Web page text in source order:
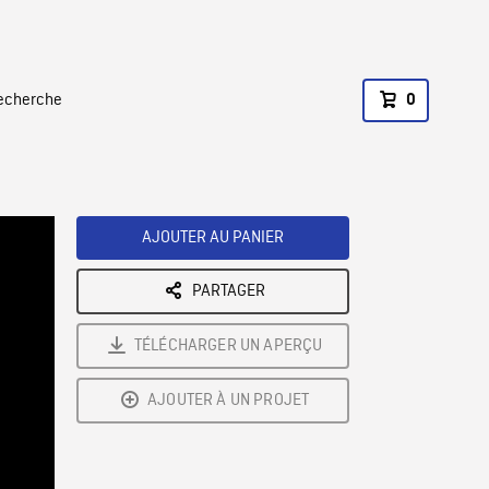
0
AJOUTER AU PANIER
PARTAGER
TÉLÉCHARGER UN APERÇU
AJOUTER À UN PROJET